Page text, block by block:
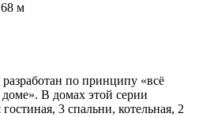
м
по принципу «всё
В домах этой серии
3 спальни, котельная, 2